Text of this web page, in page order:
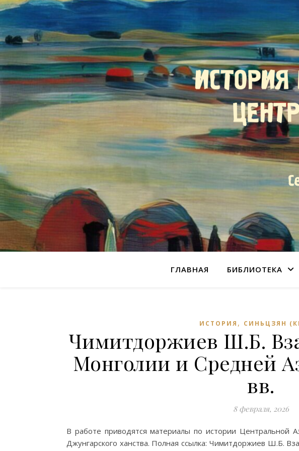
ГЛАВНАЯ БИБЛИОТЕКА
ИСТОРИЯ , СИНЬЦЗЯН
Чимитдоржиев Ш.Б.
Монголии и Средней
вв.
8 февраля, 2026
В работе приводятся материалы по истории Центральной
Джунгарского ханства. Полная ссылка: Чимитдоржиев Ш.Б.